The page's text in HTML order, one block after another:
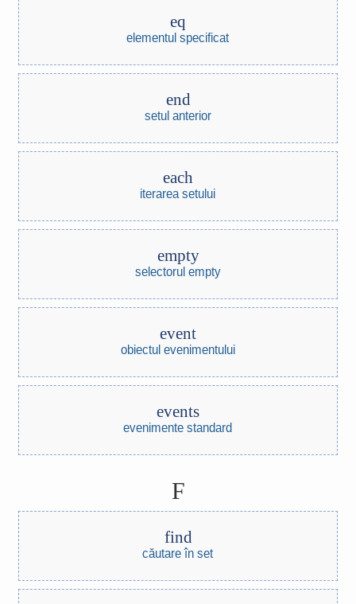
eq
elementul specificat
end
setul anterior
each
iterarea setului
empty
selectorul empty
event
obiectul evenimentului
events
evenimente standard
F
find
căutare în set